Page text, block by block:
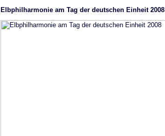
Elbphilharmonie am Tag der deutschen Einheit 2008